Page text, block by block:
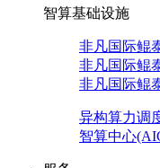
智算基础设施
非凡国际鲲
非凡国际鲲
非凡国际鲲
异构算力调
智算中心